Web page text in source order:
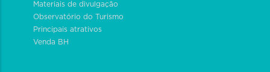
Materiais de divulgação
Observatório do Turismo
Principais atrativos
Venda BH